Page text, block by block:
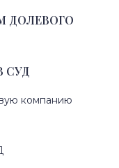
ДОЛЕВОГО
СУД
компанию